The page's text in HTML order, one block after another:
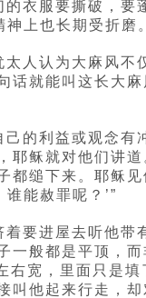
衣服要撕破，
上也长期受折磨。
人认为大麻风
就能叫这长大
的利益或观念
稣就对他们讲
缒下来。耶稣
能赦罪呢？’”
要进屋去听他
般都是平顶，
宽，里面只是
他起来行走，却